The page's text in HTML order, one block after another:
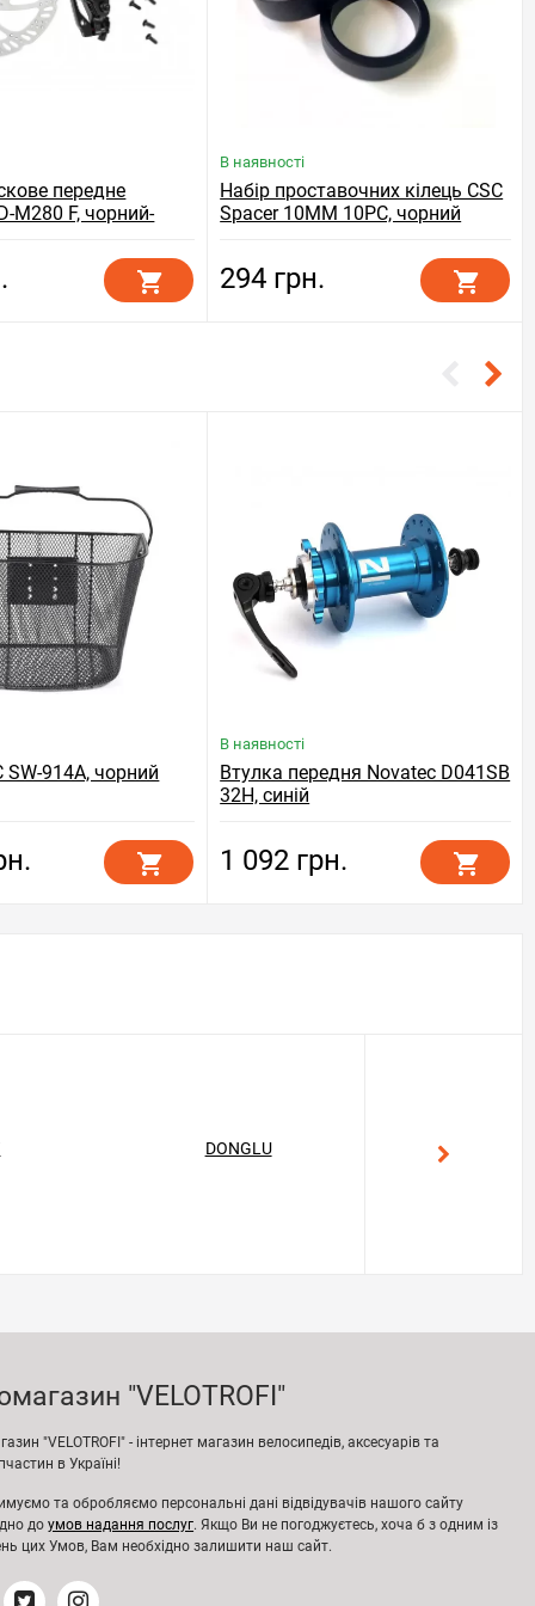
передне
M280 F, чорний-
В наявності
Набір проставочних кілець СSC
Spacer 10MM 10PC, чорний
294 грн.
914A, чорний
В наявності
Втулка передня Novatec D041SB
32H, синій
1 092 грн.
DONGLU
"VELOTROFI"
"VELOTROFI" - інтернет магазин велосипедів, аксесуарів та
в Україні!
та обробляємо персональні дані відвідувачів нашого сайту
доумов надання послуг. Якщо Ви не погоджуєтесь, хоча б з одним із
цих Умов, Вам необхідно залишити наш сайт.